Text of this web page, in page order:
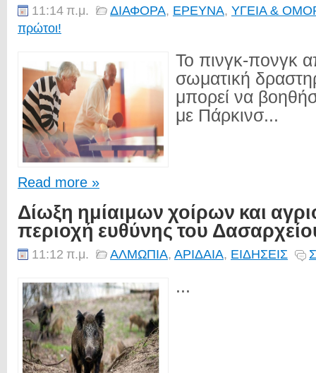
11:14 π.μ. ΔΙΑΦΟΡΑ, ΕΡΕΥΝΑ, ΥΓΕΙΑ &
πρώτοι!
Το πινγκ-πονγκ
σωματική
μπορεί να
με Πάρκινσ...
Read more »
Δίωξη ημίαιμων χοίρων και
περιοχή ευθύνης του
11:12 π.μ. ΑΛΜΩΠΙΑ, ΑΡΙΔΑΙΑ, ΕΙΔΗΣΕΙΣ
...